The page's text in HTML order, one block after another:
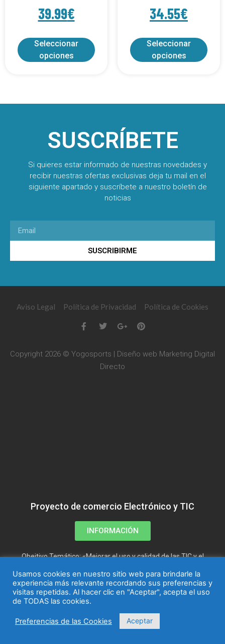
39.99€
Seleccionar
opciones
34.55€
Seleccionar
opciones
SUSCRÍBETE
Si quieres estar informado de nuestras novedades y
recibir nuestras ofertas exclusivas deja tu mail en el
siguiente apartado y suscríbete a nuestro boletín de
noticias
SUSCRIBIRME
Aviso Legal Política de Privacidad Política de Cookies
Copyright 2026 © Yogosports | Diseño web Marketing Digital
Directo
Proyecto de comercio Electrónico y TIC
INFORMACIÓN
Obejtivo Temático: «Mejorar el uso y calidad de las TIC y el
Usamos cookies en nuestro sitio web para brindarle la
experiencia más relevante recordando sus preferencias y
visitas repetidas. Al hacer clic en "Aceptar", acepta el uso
de TODAS las cookies.
Preferencias de las Cookies Aceptar